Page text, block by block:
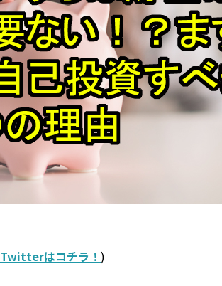
Twitterはコチラ！ )